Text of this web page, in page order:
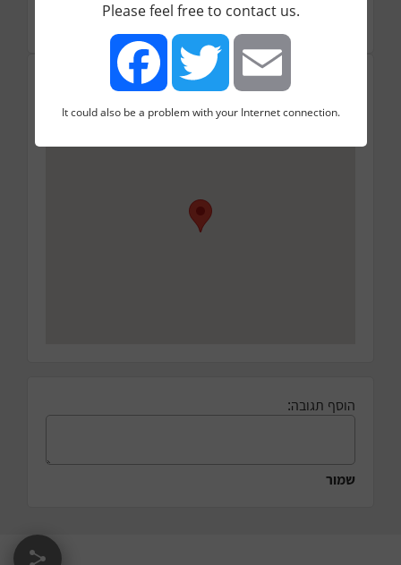
ברנט 11, תל אביב יפו, ישראל
הוסף תגובה:
שמור
Please feel free to contact us.
FacebookTwitter Email
It could also be a problem with your Internet connection.